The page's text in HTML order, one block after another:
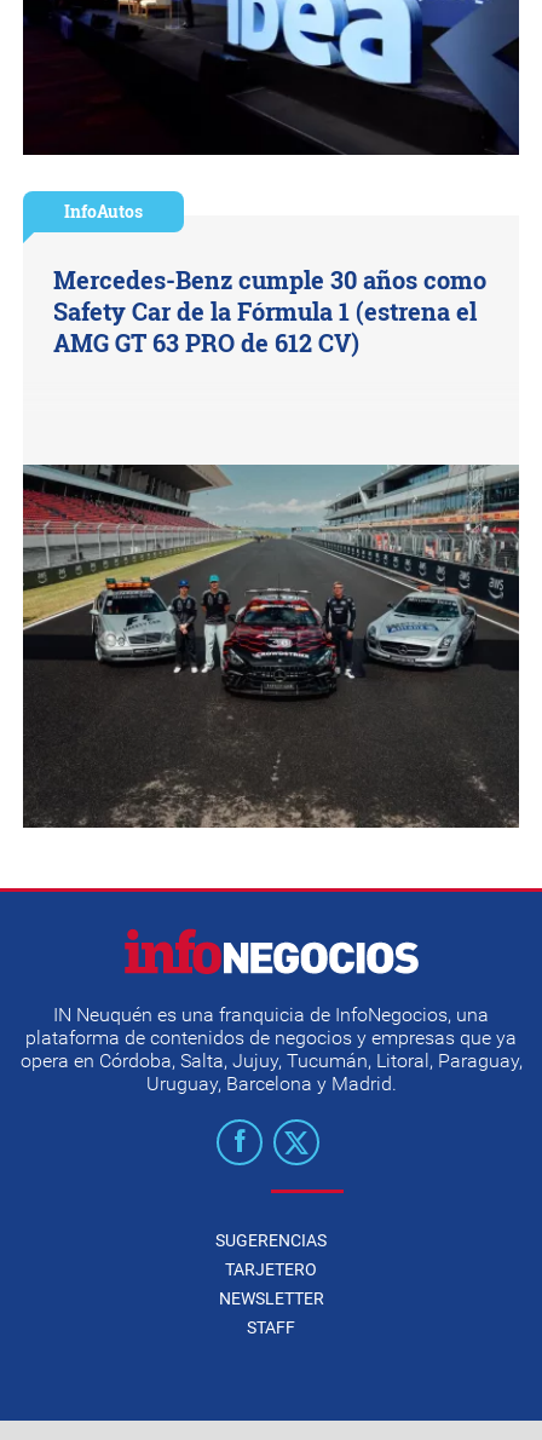
InfoAutos
Mercedes-Benz cumple 30 años como
Safety Car de la Fórmula 1 (estrena el
AMG GT 63 PRO de 612 CV)
IN Neuquén es una franquicia de InfoNegocios, una
plataforma de contenidos de negocios y empresas que ya
opera en Córdoba, Salta, Jujuy, Tucumán, Litoral, Paraguay,
Uruguay, Barcelona y Madrid.
SUGERENCIAS
TARJETERO
NEWSLETTER
STAFF